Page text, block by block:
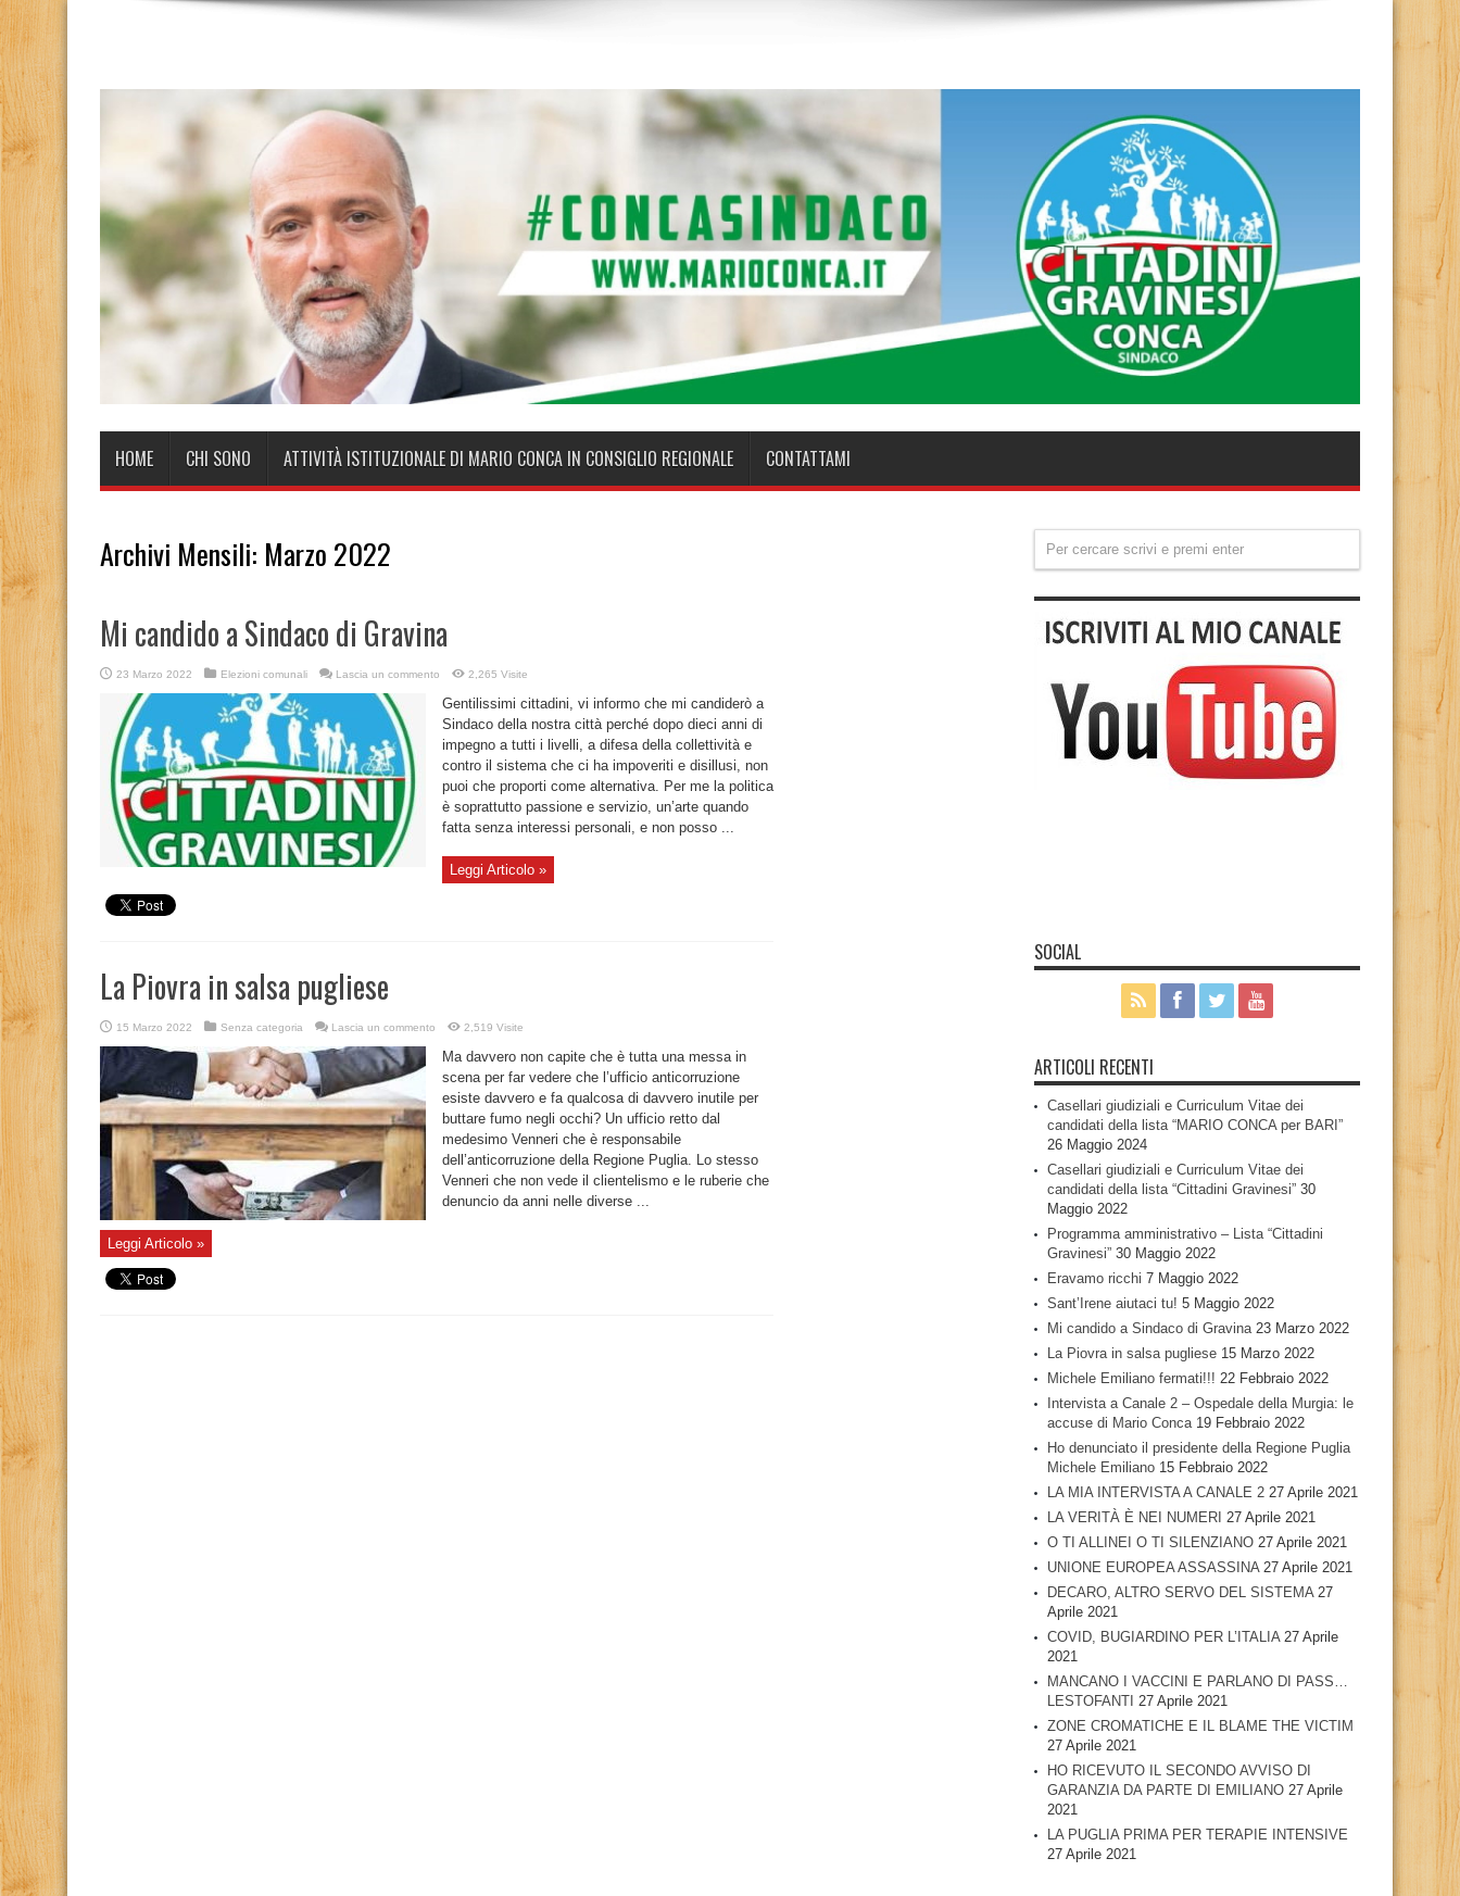
HOME CHI SONO ATTIVITÀ ISTITUZIONALE DI MARIO CONCA IN CONSIGLIO REGIONALE CONTATTAMI
Archivi Mensili: Marzo 2022
Mi candido a Sindaco di Gravina
23 Marzo 2022 Elezioni comunali Lascia un commento 2,265 Visite
Gentilissimi cittadini, vi informo che mi candiderò a
Sindaco della nostra città perché dopo dieci anni di
impegno a tutti i livelli, a difesa della collettività e
contro il sistema che ci ha impoveriti e disillusi, non
puoi che proporti come alternativa. Per me la politica
è soprattutto passione e servizio, un’arte quando
fatta senza interessi personali, e non posso ...
Leggi Articolo »
La Piovra in salsa pugliese
15 Marzo 2022 Senza categoria Lascia un commento 2,519 Visite
Ma davvero non capite che è tutta una messa in
scena per far vedere che l’ufficio anticorruzione
esiste davvero e fa qualcosa di davvero inutile per
buttare fumo negli occhi? Un ufficio retto dal
medesimo Venneri che è responsabile
dell’anticorruzione della Regione Puglia. Lo stesso
Venneri che non vede il clientelismo e le ruberie che
denuncio da anni nelle diverse ...
Leggi Articolo »
SOCIAL
ARTICOLI RECENTI
Casellari giudiziali e Curriculum Vitae dei
candidati della lista “MARIO CONCA per BARI”
26 Maggio 2024
Casellari giudiziali e Curriculum Vitae dei
candidati della lista “Cittadini Gravinesi” 30
Maggio 2022
Programma amministrativo – Lista “Cittadini
Gravinesi” 30 Maggio 2022
Eravamo ricchi 7 Maggio 2022
Sant’Irene aiutaci tu! 5 Maggio 2022
Mi candido a Sindaco di Gravina 23 Marzo 2022
La Piovra in salsa pugliese 15 Marzo 2022
Michele Emiliano fermati!!! 22 Febbraio 2022
Intervista a Canale 2 – Ospedale della Murgia: le
accuse di Mario Conca 19 Febbraio 2022
Ho denunciato il presidente della Regione Puglia
Michele Emiliano 15 Febbraio 2022
LA MIA INTERVISTA A CANALE 2 27 Aprile 2021
LA VERITÀ È NEI NUMERI 27 Aprile 2021
O TI ALLINEI O TI SILENZIANO 27 Aprile 2021
UNIONE EUROPEA ASSASSINA 27 Aprile 2021
DECARO, ALTRO SERVO DEL SISTEMA 27
Aprile 2021
COVID, BUGIARDINO PER L’ITALIA 27 Aprile
2021
MANCANO I VACCINI E PARLANO DI PASS…
LESTOFANTI 27 Aprile 2021
ZONE CROMATICHE E IL BLAME THE VICTIM
27 Aprile 2021
HO RICEVUTO IL SECONDO AVVISO DI
GARANZIA DA PARTE DI EMILIANO 27 Aprile
2021
LA PUGLIA PRIMA PER TERAPIE INTENSIVE
27 Aprile 2021